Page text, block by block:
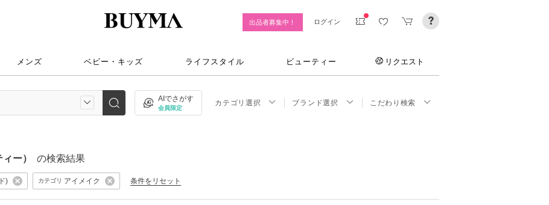
出品者募集中！ ログイン
メンズ ベビー・キッズ ライフスタイル ビューティー リクエスト
AIでさがす
会員限定
カテゴリ選択 ブランド選択 こだわり検索
ー） の検索結果
) カテゴリ アイメイク 条件をリセット